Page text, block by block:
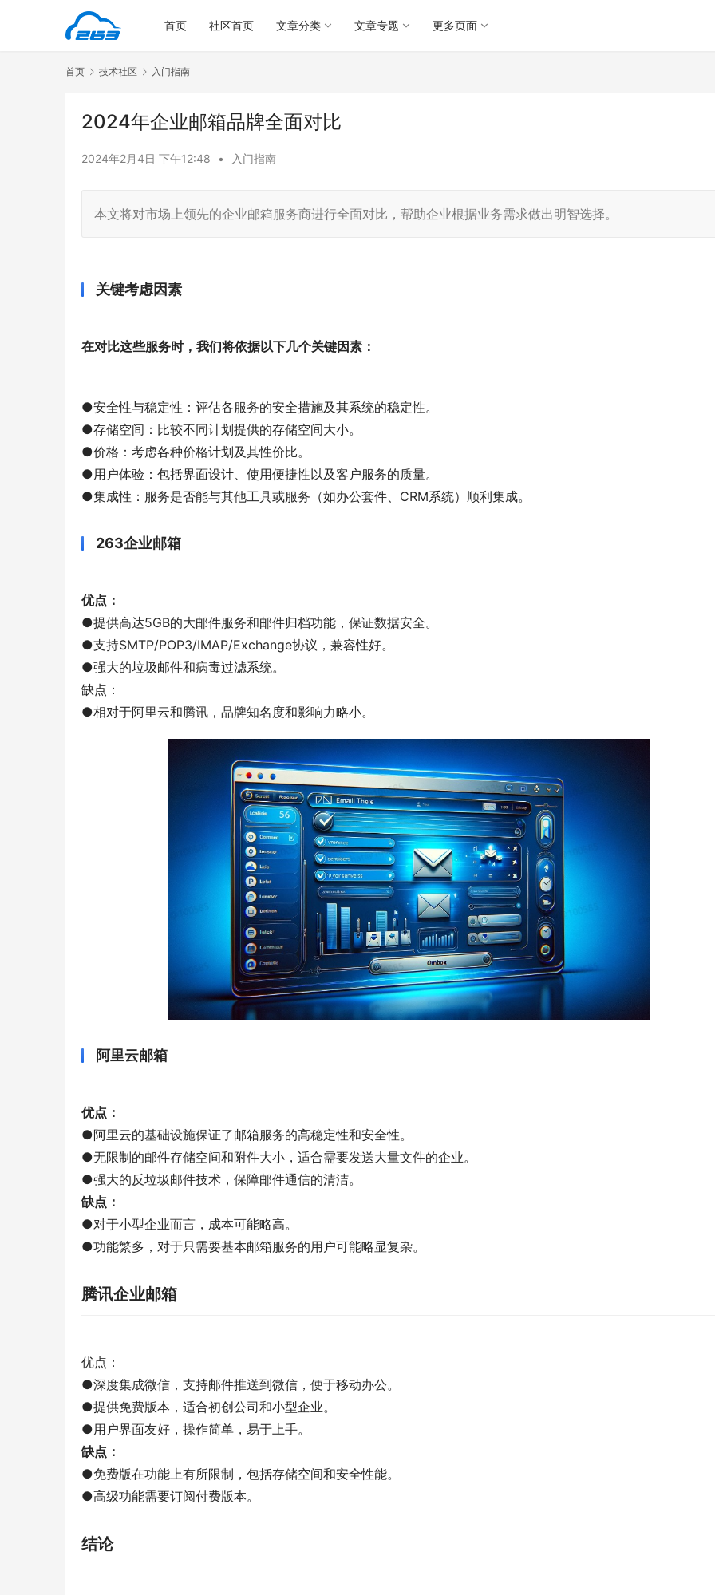
首页 社区首页 文章分类 文章专题 更多页面
首页 技术社区 入门指南
2024年企业邮箱品牌全面对比
2024年2月4日 下午12:48 • 入门指南
本文将对市场上领先的企业邮箱服务商进行全面对比，帮助企业根据业务需求做出明智选择。
关键考虑因素
在对比这些服务时，我们将依据以下几个关键因素：
●安全性与稳定性：评估各服务的安全措施及其系统的稳定性。
●存储空间：比较不同计划提供的存储空间大小。
●价格：考虑各种价格计划及其性价比。
●用户体验：包括界面设计、使用便捷性以及客户服务的质量。
●集成性：服务是否能与其他工具或服务（如办公套件、CRM系统）顺利集成。
263企业邮箱
优点：
●提供高达5GB的大邮件服务和邮件归档功能，保证数据安全。
●支持SMTP/POP3/IMAP/Exchange协议，兼容性好。
●强大的垃圾邮件和病毒过滤系统。
缺点：
●相对于阿里云和腾讯，品牌知名度和影响力略小。
阿里云邮箱
优点：
●阿里云的基础设施保证了邮箱服务的高稳定性和安全性。
●无限制的邮件存储空间和附件大小，适合需要发送大量文件的企业。
●强大的反垃圾邮件技术，保障邮件通信的清洁。
缺点：
●对于小型企业而言，成本可能略高。
●功能繁多，对于只需要基本邮箱服务的用户可能略显复杂。
腾讯企业邮箱
优点：
●深度集成微信，支持邮件推送到微信，便于移动办公。
●提供免费版本，适合初创公司和小型企业。
●用户界面友好，操作简单，易于上手。
缺点：
●免费版在功能上有所限制，包括存储空间和安全性能。
●高级功能需要订阅付费版本。
结论